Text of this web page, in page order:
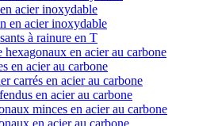
acier inoxydable
en acier inoxydable
à rainure en T
hexagonaux en acier au carbone
en acier au carbone
carrés en acier au carbone
en acier au carbone
minces en acier au carbone